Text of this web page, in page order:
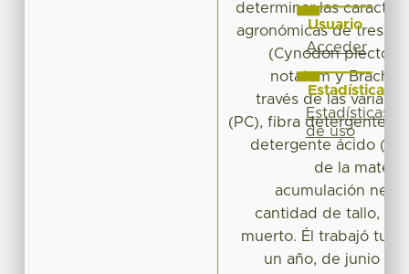
determinar las
agronómicas de tres
(Cynodon
notatum y
través de las
(PC), fibra detergente
detergente ácido
de la
acumulación neta
cantidad de tallo,
muerto. Él trabajó
un año, de junio
Usuario
Acceder
Estadísticas
Estadísticas
de uso